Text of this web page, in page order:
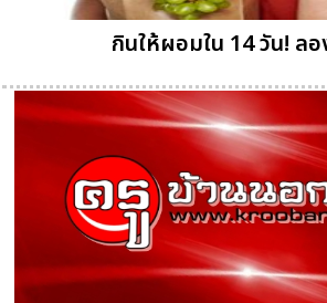
กินให้ผอมใน 14 วัน! ล